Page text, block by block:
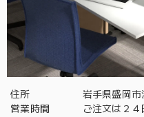
住所
岩手県盛岡
営業時間
ご注文は２